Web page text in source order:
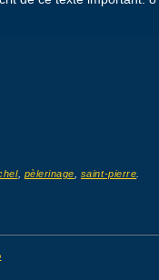
, pèlerinage saint-pierre